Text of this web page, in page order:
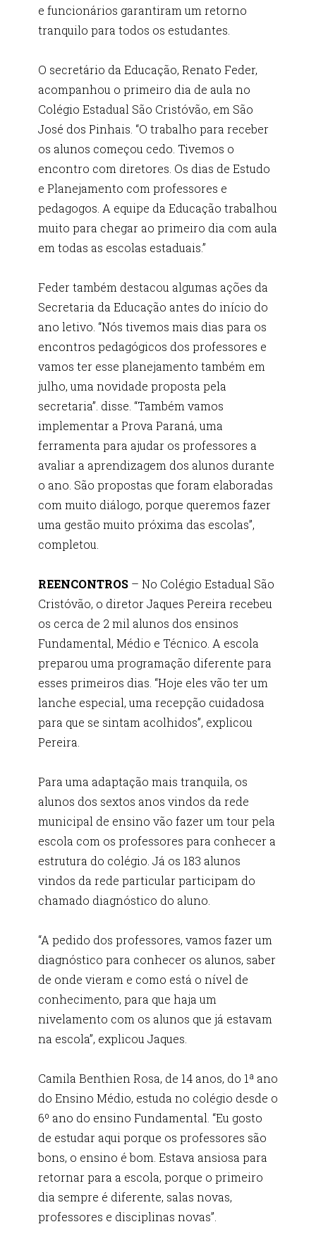
e funcionários garantiram um retorno
tranquilo para todos os estudantes.
O secretário da Educação, Renato Feder,
acompanhou o primeiro dia de aula no
Colégio Estadual São Cristóvão, em São
José dos Pinhais. “O trabalho para receber
os alunos começou cedo. Tivemos o
encontro com diretores. Os dias de Estudo
e Planejamento com professores e
pedagogos. A equipe da Educação trabalhou
muito para chegar ao primeiro dia com aula
em todas as escolas estaduais.”
Feder também destacou algumas ações da
Secretaria da Educação antes do início do
ano letivo. “Nós tivemos mais dias para os
encontros pedagógicos dos professores e
vamos ter esse planejamento também em
julho, uma novidade proposta pela
secretaria”. disse. “Também vamos
implementar a Prova Paraná, uma
ferramenta para ajudar os professores a
avaliar a aprendizagem dos alunos durante
o ano. São propostas que foram elaboradas
com muito diálogo, porque queremos fazer
uma gestão muito próxima das escolas”,
completou.
REENCONTROS – No Colégio Estadual São
Cristóvão, o diretor Jaques Pereira recebeu
os cerca de 2 mil alunos dos ensinos
Fundamental, Médio e Técnico. A escola
preparou uma programação diferente para
esses primeiros dias. “Hoje eles vão ter um
lanche especial, uma recepção cuidadosa
para que se sintam acolhidos”, explicou
Pereira.
Para uma adaptação mais tranquila, os
alunos dos sextos anos vindos da rede
municipal de ensino vão fazer um tour pela
escola com os professores para conhecer a
estrutura do colégio. Já os 183 alunos
vindos da rede particular participam do
chamado diagnóstico do aluno.
“A pedido dos professores, vamos fazer um
diagnóstico para conhecer os alunos, saber
de onde vieram e como está o nível de
conhecimento, para que haja um
nivelamento com os alunos que já estavam
na escola”, explicou Jaques.
Camila Benthien Rosa, de 14 anos, do 1ª ano
do Ensino Médio, estuda no colégio desde o
6º ano do ensino Fundamental. “Eu gosto
de estudar aqui porque os professores são
bons, o ensino é bom. Estava ansiosa para
retornar para a escola, porque o primeiro
dia sempre é diferente, salas novas,
professores e disciplinas novas”.